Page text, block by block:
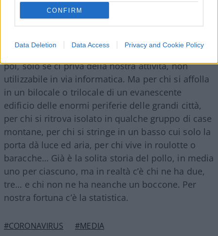
CONFIRM
Data Deletion Data Access Privacy and Cookie Policy
che sta bene, con case sufficientemente ampie,
ben illuminate e servite, con la farmacia e il
supermercato nell’arco di poche centinaia di
metri, stare a casa è al massimo una noia, ma,
poi, solo se ci priva della nostra attività, non
utilizzabile in via informatica. Ma per chi si affolla
in un bilocale o trilocale di un evanescente
edificio delle enormi periferie delle grandi città,
per chi si ritrova isolato in qualche gruppo di case
montane, per chi si stringe in un basso cui solo la
porta dà luce ed aria, per chi vive in roulotte o
baracche… Già è la solita storia del pollo, in media
uno per ciascuno, ma in realtà c’è chi ne ha due,
tre… e chi non ne ha neanche un boccone. Per
nostra fortuna c’è la statistica.
#CORONAVIRUS #MEDIA